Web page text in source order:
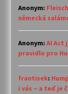
Anonym:
německá
Anonym: AI Act
pravidlo pro
frantisek:
i vás – a teď je